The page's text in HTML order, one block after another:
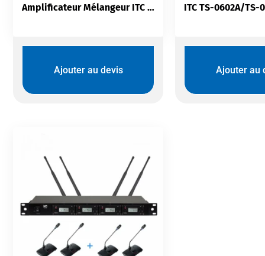
Amplificateur Mélangeur ITC TI-240Z | 6 Zones 240W | USB Bluetooth
Ajouter au devis Ajouter au